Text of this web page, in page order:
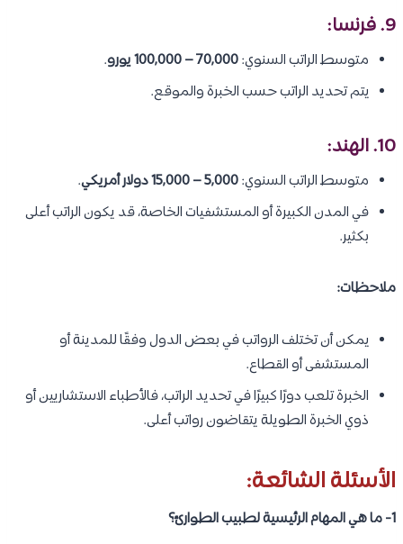
9. فرنسا:
متوسط الراتب السنوي:70,000 – 100,000 يورو
.
يتم تحديد الراتب حسب الخبرة والموقع.
10. الهند:
متوسط الراتب السنوي:5,000 – 15,000 دولار أمريكي
.
في المدن الكبيرة أو المستشفيات الخاصة، قد يكون الراتب أعلى
بكثير.
ملاحظات:
يمكن أن تختلف الرواتب في بعض الدول وفقًا للمدينة أو
المستشفى أو القطاع.
الخبرة تلعب دورًا كبيرًا في تحديد الراتب، فالأطباء الاستشاريين أو
ذوي الخبرة الطويلة يتقاضون رواتب أعلى.
الأسئلة الشائعة:
1- ما هي المهام الرئيسية لطبيب الطوارئ؟